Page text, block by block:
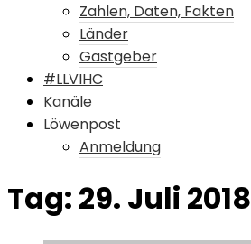
Zahlen, Daten, Fakten
Länder
Gastgeber
#LLVIHC
Kanäle
Löwenpost
Anmeldung
Tag: 29. Juli 2018